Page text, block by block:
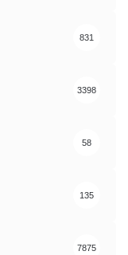
831
3398
58
135
7875